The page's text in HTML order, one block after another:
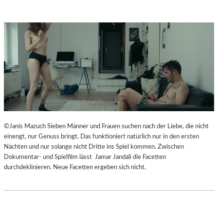
©Janis Mazuch Sieben Männer und Frauen suchen nach der Liebe, die nicht
einengt, nur Genuss bringt. Das funktioniert natürlich nur in den ersten
Nächten und nur solange nicht Dritte ins Spiel kommen. Zwischen
Dokumentar- und Spielfilm lässt Jamar Jandali die Facetten
durchdeklinieren. Neue Facetten ergeben sich nicht.